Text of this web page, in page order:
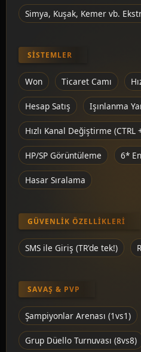
Simya, Kuşak, Kemer vb.
SISTEMLER
Won Ticaret Camı
Hesap Satış Işınlanma
Hızlı Kanal Değiştirme (CTRL
HP/SP Görüntüleme 6*
Hasar Sıralama
GÜVENLIK ÖZELLIKLERI
SMS ile Giriş (TR'de tek!)
SAVAŞ & PVP
Şampiyonlar Arenası (1vs1)
Grup Düello Turnuvası (8vs8)